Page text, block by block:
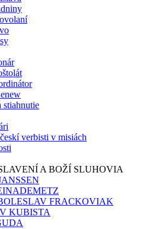
stiahnutie
verbisti v misiách
A BOŽÍ SLUHOVIA
FRACKOVIAK
KUBISTA